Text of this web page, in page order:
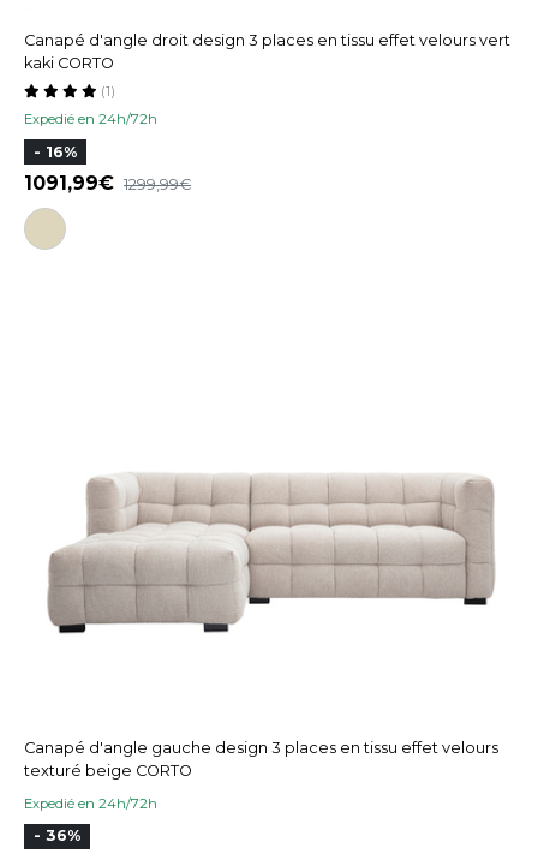
Canapé d'angle droit design 3 places en tissu effet velours vert
kaki CORTO
Expedié en 24h/72h
(1)
- 16%
1091,99 1299,99
Canapé d'angle gauche design 3 places en tissu effet velours
texturé beige CORTO
Expedié en 24h/72h
- 36%